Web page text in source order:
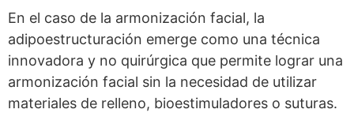
En el caso de la armonización facial, la
adipoestructuración emerge como una técnica
innovadora y no quirúrgica que permite lograr una
armonización facial sin la necesidad de utilizar
materiales de relleno, bioestimuladores o suturas.